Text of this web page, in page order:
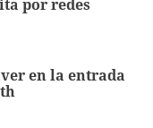
por redes
en la entrada